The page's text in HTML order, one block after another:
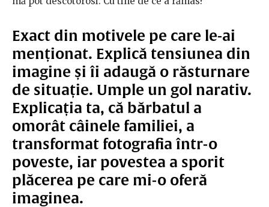
Exact din motivele pe care le-ai
menționat. Explică tensiunea din
imagine și îi adaugă o răsturnare
de situație. Umple un gol narativ.
Explicația ta, că bărbatul a
omorât câinele familiei, a
transformat fotografia într-o
poveste, iar povestea a sporit
plăcerea pe care mi-o oferă
imaginea.